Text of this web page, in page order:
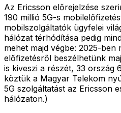
Az Ericsson előrejelzése
190 millió 5G-s
mobilszolgáltatók ügyfelei
hálózat térhódítása pedig
mehet majd végbe: 2025-ben
előfizetésről beszélhetünk
is kiveszi a részét, 33 ország
köztük a Magyar Telekom
5G szolgáltatást az Ericsson
hálózaton.)